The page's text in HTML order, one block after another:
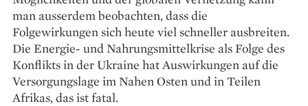
man ausserdem beobachten, dass die
Folgewirkungen sich heute viel schneller aus­breiten.
Die Energie- und Nahrungsmittelkrise als Folge des
Konflikts in der Ukraine hat Aus­wirkungen auf die
Versorgungslage im Nahen Osten und in Teilen
Afrikas, das ist fatal.